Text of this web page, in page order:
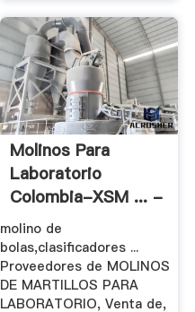
Molinos Para
Laboratorio
Colombia-XSM ... -
.
molino de
bolas,clasificadores ...
Proveedores de MOLINOS
DE MARTILLOS PARA
LABORATORIO, Venta de,